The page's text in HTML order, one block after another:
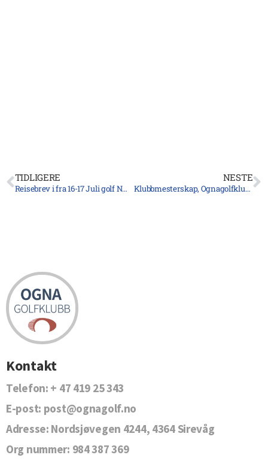
TIDLIGERE
Reisebrev i fra 16-17 Juli golf NM Utsikten Golfpark
NESTE
Klubbmesterskap, Ognagolfklubb, 2022
Kontakt
Telefon: + 47 419 25 343
E-post: post@ognagolf.no
Adresse: Nordsjøvegen 4244, 4364 Sirevåg
Org nummer: 984 387 369